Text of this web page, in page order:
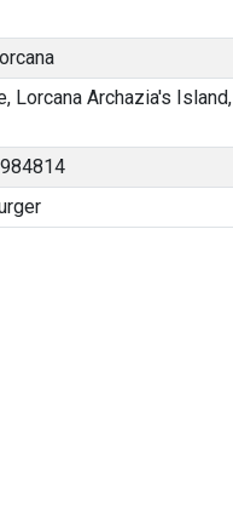
, Lorcana Archazia's Island,